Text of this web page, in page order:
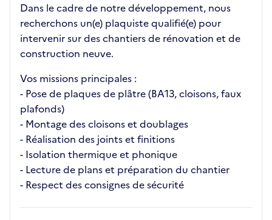
Dans le cadre de notre développement, nous
recherchons un(e) plaquiste qualifié(e) pour
intervenir sur des chantiers de rénovation et de
construction neuve.
Vos missions principales :
- Pose de plaques de plâtre (BA13, cloisons, faux
plafonds)
- Montage des cloisons et doublages
- Réalisation des joints et finitions
- Isolation thermique et phonique
- Lecture de plans et préparation du chantier
- Respect des consignes de sécurité